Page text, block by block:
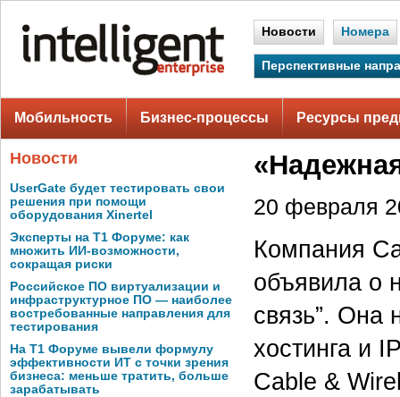
Новости Номера
Перспективные
Мобильность Бизнес-процессы Ресурсы
Новости
UserGate будет тестировать свои
решения при помощи
оборудования Xinertel
Эксперты на Т1 Форуме: как
множить ИИ-возможности,
сокращая риски
Российское ПО виртуализации и
инфраструктурное ПО — наиболее
востребованные направления для
тестирования
На Т1 Форуме вывели формулу
эффективности ИТ с точки зрения
бизнеса: меньше тратить, больше
зарабатывать
20 февраля
Компания
объявила о
связь”. Она
хостинга и
Cable &